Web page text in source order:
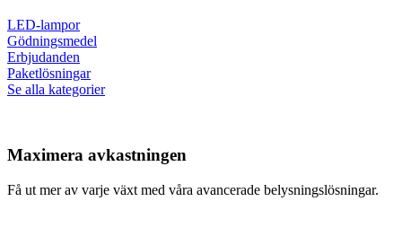
LED-lampor
Gödningsmedel
Erbjudanden
Paketlösningar
Se alla kategorier
Maximera avkastningen
Få ut mer av varje växt med våra avancerade belysningslösningar.